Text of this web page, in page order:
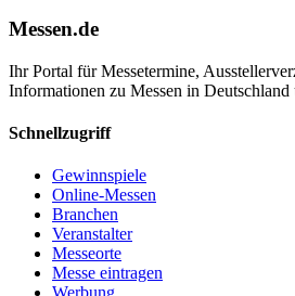
Messen.de
Ihr Portal für Messetermine,
Informationen zu Messen in Deutschland
Schnellzugriff
Gewinnspiele
Online-Messen
Branchen
Veranstalter
Messeorte
Messe eintragen